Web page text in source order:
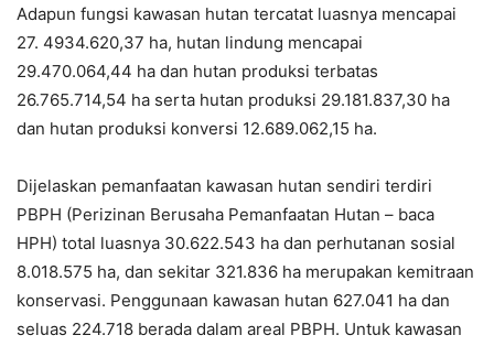
Adapun fungsi kawasan hutan tercatat luasnya mencapai
27. 4934.620,37 ha, hutan lindung mencapai
29.470.064,44 ha dan hutan produksi terbatas
26.765.714,54 ha serta hutan produksi 29.181.837,30 ha
dan hutan produksi konversi 12.689.062,15 ha.
Dijelaskan pemanfaatan kawasan hutan sendiri terdiri
PBPH (Perizinan Berusaha Pemanfaatan Hutan – baca
HPH) total luasnya 30.622.543 ha dan perhutanan sosial
8.018.575 ha, dan sekitar 321.836 ha merupakan kemitraan
konservasi. Penggunaan kawasan hutan 627.041 ha dan
seluas 224.718 berada dalam areal PBPH. Untuk kawasan